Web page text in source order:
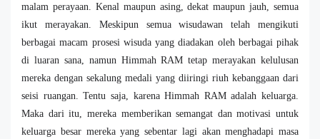
malam perayaan. Kenal maupun asing, dekat maupun jauh, semua
ikut merayakan. Meskipun semua wisudawan telah mengikuti
berbagai macam prosesi wisuda yang diadakan oleh berbagai pihak
di luaran sana, namun Himmah RAM tetap merayakan kelulusan
mereka dengan sekalung medali yang diiringi riuh kebanggaan dari
seisi ruangan. Tentu saja, karena Himmah RAM adalah keluarga.
Maka dari itu, mereka memberikan semangat dan motivasi untuk
keluarga besar mereka yang sebentar lagi akan menghadapi masa